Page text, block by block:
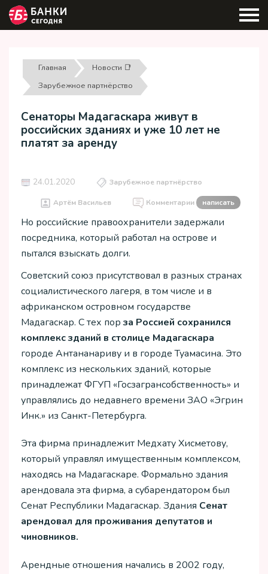
Главная
Новости 📑
Зарубежное партнёрство
Сенаторы Мадагаскара живут в
российских зданиях и уже 10 лет не
платят за аренду
24.01.2020 Зарубежное партнёрство
Артём Васильев Комментарии написать
Но российские правоохранители задержали
посредника, который работал на острове и
пытался взыскать долги.
Советский союз присутствовал в разных странах
социалистического лагеря, в том числе и в
африканском островном государстве
Мадагаскар. С тех порза Россией сохранился
комплекс зданий в столице Мадагаскара
городе Антананариву и в городе Туамасина. Это
комплекс из нескольких зданий, которые
принадлежат ФГУП «Госзагрансобственность» и
управлялись до недавнего времени ЗАО «Эгрин
Инк.» из Санкт-Петербурга.
Эта фирма принадлежит Медхату Хисметову,
который управлял имущественным комплексом,
находясь на Мадагаскаре. Формально здания
арендовала эта фирма, а субарендатором был
Сенат Республики Мадагаскар. Здания Сенат
арендовал для проживания депутатов и
чиновников.
Арендные отношения начались в 2002 году,